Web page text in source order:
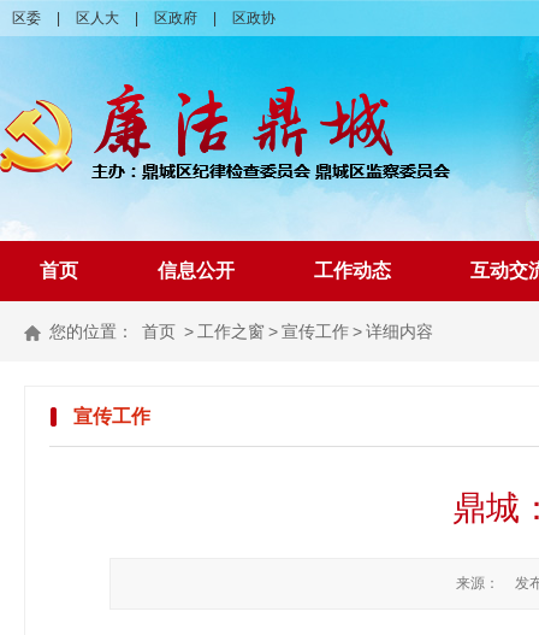
区委 区人大 区政府 区政协
首页 信息公开 工作动态 互动交
您的位置： 首页 > 工作之窗 >宣传工作>详细内容
宣传工作
鼎城
来源： 发